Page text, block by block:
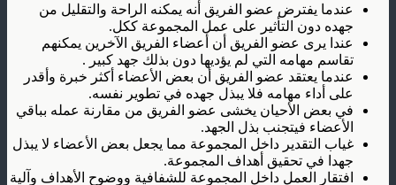
عندما يفترض عضو الفريق أنه يمكنه الراحة والتقليل من
جهده دون التأثير على عمل المجموعة ككل.
عندا يرى عضو الفريق أن أعضاء الفريق الآخرين يمكنهم
تقاسم مهامه التي لم يؤديها دون بذلك جهد كبير .
عندما يعتقد عضو الفريق أن بعض الأعضاء أكثر خبرة وأقدر
على أداء مهامه فلا يبذل جهده في تطوير نفسه.
في بعض الأحيان يخشى عضو الفريق من مقارنة عمله بباقي
الأعضاء فيتجنب بذل الجهد.
غياب التقدير داخل المجموعة مما يجعل بعض الأعضاء لا يبذل
جهدا في تحقيق أهداف المجموعة.
افتقار العمل داخل المجموعة للشفافية ووضوح الأهداف وآلية